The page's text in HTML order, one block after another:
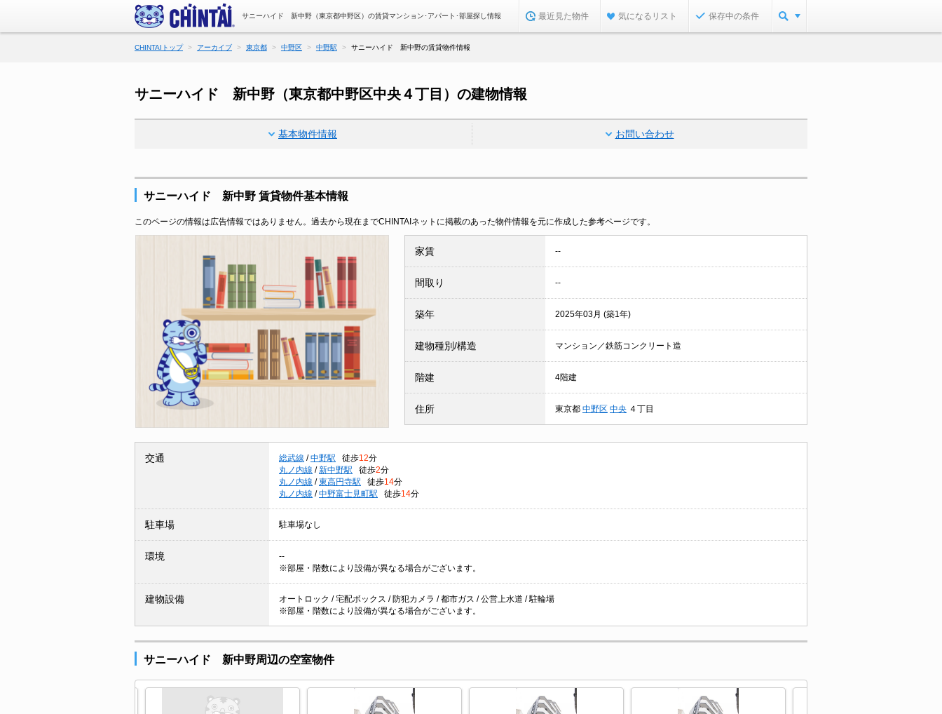
サニーハイド 新中野（東京都中野区）の賃貸マンション･アパート･部屋探し情報 最近見た物件 気になるリスト 保存中の条件
CHINTAIトップ アーカイブ 東京都 中野区 中野駅 サニーハイド 新中野の賃貸物件情報
サニーハイド 新中野（東京都中野区中央４丁目）の建物情報
基本物件情報 お問い合わせ
サニーハイド 新中野 賃貸物件基本情報
このページの情報は広告情報ではありません。過去から現在までCHINTAIネットに掲載のあった物件情報を元に作成した参考ページです。
家賃 --
間取り --
築年 2025年03月 (築1年)
建物種別/構造 マンション／鉄筋コンクリート造
階建 4階建
住所 東京都 中野区 中央 ４丁目
交通 総武線 / 中野駅 徒歩12分
丸ノ内線 / 新中野駅 徒歩2分
丸ノ内線 / 東高円寺駅 徒歩14分
丸ノ内線 / 中野富士見町駅 徒歩14分
駐車場 駐車場なし
環境
--
※部屋・階数により設備が異なる場合がございます。
建物設備
オートロック / 宅配ボックス / 防犯カメラ / 都市ガス / 公営上水道 / 駐輪場
※部屋・階数により設備が異なる場合がございます。
サニーハイド 新中野周辺の空室物件